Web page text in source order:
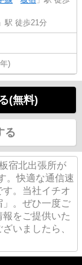
」駅 徒歩21分
)
(無料)
る
宿北出張所が
。快適な通信速
。当社イチオ
」。ぜひ一度ご
をご提供いた
いましたら、